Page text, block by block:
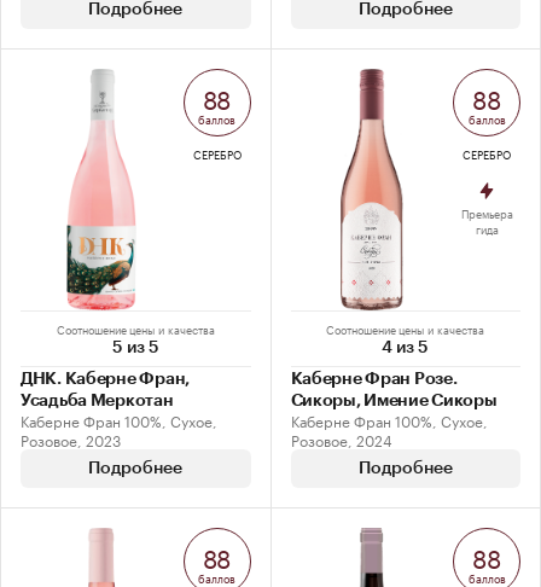
Подробнее Подробнее
Соотношение цены и качества
5 из 5
ДНК. Каберне Фран,
Усадьба Меркотан
Каберне Фран 100%, Сухое,
Розовое, 2023
Подробнее
88
баллов
СЕРЕБРО
Соотношение цены и качества
4 из 5
Каберне Фран Розе.
Сикоры, Имение Сикоры
Каберне Фран 100%, Сухое,
Розовое, 2024
Подробнее
88
баллов
СЕРЕБРО
Премьера
гида
88
баллов
88
баллов